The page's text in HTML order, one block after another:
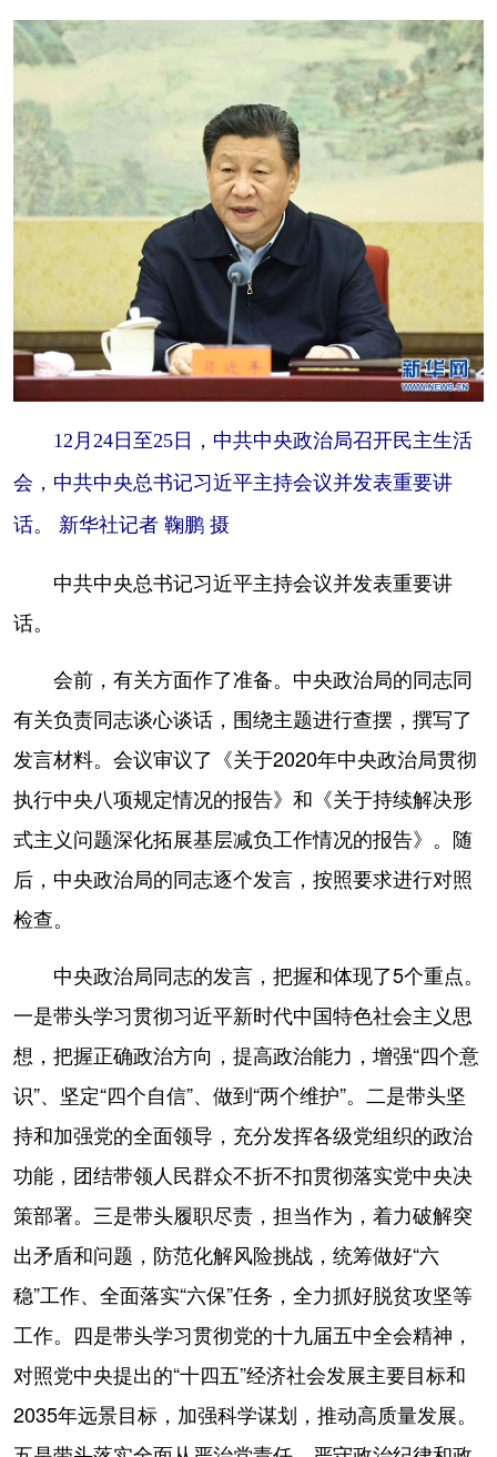
12月24日至25日，中共中央政治局召开民主生活
会，中共中央总书记习近平主持会议并发表重要讲
话。 新华社记者 鞠鹏 摄
中共中央总书记习近平主持会议并发表重要讲
话。
会前，有关方面作了准备。中央政治局的同志同
有关负责同志谈心谈话，围绕主题进行查摆，撰写了
发言材料。会议审议了《关于2020年中央政治局贯彻
执行中央八项规定情况的报告》和《关于持续解决形
式主义问题深化拓展基层减负工作情况的报告》。随
后，中央政治局的同志逐个发言，按照要求进行对照
检查。
中央政治局同志的发言，把握和体现了5个重点。
一是带头学习贯彻习近平新时代中国特色社会主义思
想，把握正确政治方向，提高政治能力，增强“四个意
识”、坚定“四个自信”、做到“两个维护”。二是带头坚
持和加强党的全面领导，充分发挥各级党组织的政治
功能，团结带领人民群众不折不扣贯彻落实党中央决
策部署。三是带头履职尽责，担当作为，着力破解突
出矛盾和问题，防范化解风险挑战，统筹做好“六
稳”工作、全面落实“六保”任务，全力抓好脱贫攻坚等
工作。四是带头学习贯彻党的十九届五中全会精神，
对照党中央提出的“十四五”经济社会发展主要目标和
2035年远景目标，加强科学谋划，推动高质量发展。